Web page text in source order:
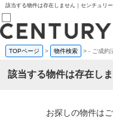
該当する物件は存在しません｜センチュリ
売買部
0120-800-844
賃貸部
会員メニュー
TOPページ > 物件検索 >- ご成約
該当する物件は存在し
お探しの物件は